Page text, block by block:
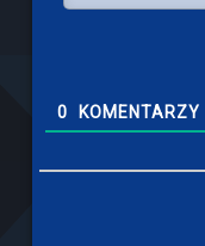
0 KOMENTARZY